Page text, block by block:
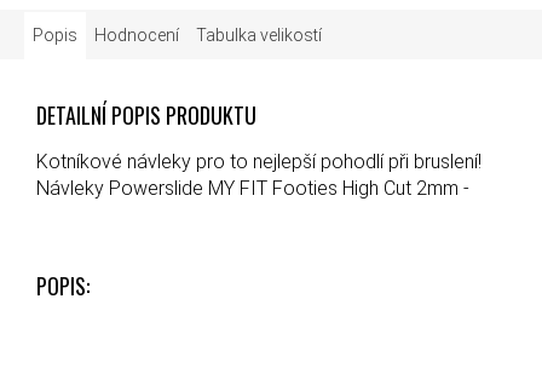
Popis Hodnocení Tabulka velikostí
DETAILNÍ POPIS PRODUKTU
Kotníkové návleky pro to nejlepší pohodlí při bruslení!
Návleky Powerslide MY FIT Footies High Cut 2mm -
POPIS: